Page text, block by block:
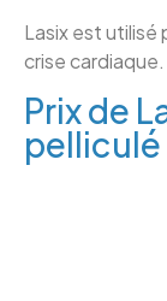
Lasix est utilisé
crise cardiaque.
Prix de